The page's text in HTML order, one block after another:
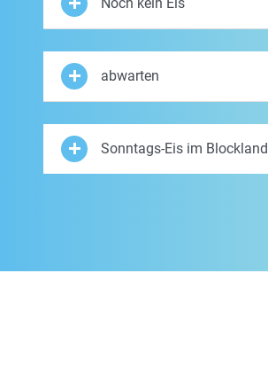
abwarten
Sonntags-Eis im Blockland